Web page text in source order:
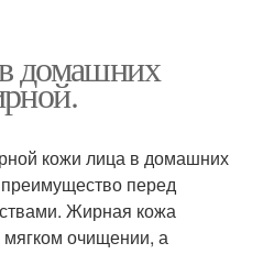
домашних
кожи лица в домашних
перед
Жирная кожа
мягком очищении, а